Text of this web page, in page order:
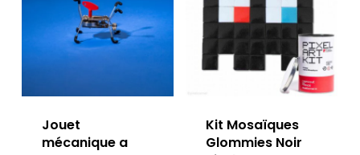
Jouet
mécanique a
Kit Mosaïques
Glommies Noir